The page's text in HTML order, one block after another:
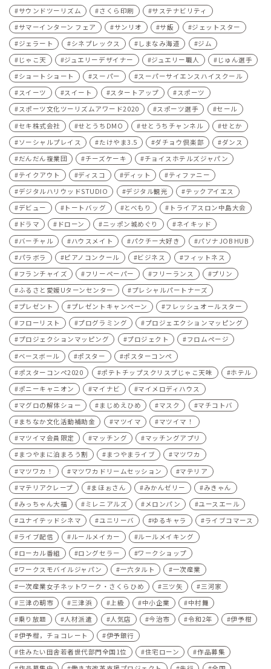
サウンドツーリズム さくら印刷
サステナビリティ
サマーインターン フェア
サンリオ サ飯
ジェットスター
ジェラート
シネプレックス しまなみ海道
ジム
じゃこ天
ジュエリーデザイナー ジュエリー職人
じゅん選手
ショートショート
スーパー
スーパーサイエンスハイスクール
スイーツ
スイート スタートアップ
スポーツ
スポーツ文化ツーリズムアワード2020
スポーツ選手
セール
セキ株式会社
せとうちDMO せとうちチャンネル
せとか
ソーシャルプレイス
たけやま3.5 ダチョウ倶楽部
ダンス
だんだん複業団
チーズケーキ
チョイスホテルズジャパン
テイクアウト
ディスコ ディット
ティファニー
デジタルハリウッドSTUDIO
デジタル観光
テックアイエス
デビュー
トートバッグ とべもり
トライアスロン中島大会
ドラマ
ドローン ニッポン城めぐり
ネイキッド
バーチャル
ハウスメイト パクチー大好き
パソナJOB HUB
パラボラ
ピアノコンクール ビジネス
フィットネス
フランチャイズ
フリーペーパー フリーランス
プリン
ふるさと愛媛Uターンセンター
プレシャルパートナーズ
プレゼント
プレゼントキャンペーン
フレッシュオールスター
フローリスト
プログラミング
プロジェエクションマッピング
プロジェクションマッピング
プロジェクト
フロムページ
ベースボール
ポスター
ポスターコンペ
ポスターコンペ2020
ポテトチップスクリスプじゃこ天味
ホテル
ポニーキャニオン
マイナビ
マイメロディハウス
マグロの解体ショー
まじめえひめ マスク
マチコトバ
まちなか文化活動補助金
マツイマ
マツイマ！
マツイマ会員限定
マッチング
マッチングアプリ
まつやまに泊まろう割
まつやまライブ
マツワカ
マツワカ！
マツワカドリームセッション
マテリア
マテリアクレープ
まほぉさん みかんゼリー
みきゃん
みっちゃん大福
ミレニアルズ メロンパン
ユースエール
ユナイテッドシネマ
ユニリーバ ゆるキャラ
ライブコマース
ライブ配信
ルールメイカー
ルールメイキング
ローカル番組
ロングセラー
ワークショップ
ワークスモバイルジャパン
一六タルト
一次産業
一次産業女子ネットワーク・さくらひめ
三ツ矢
三河家
三津の朝市
三津浜 上級 中小企業
中村舞
乗り放題
人材派遣 人気店 今治市 令和2年
伊予柑
伊予柑，チョコレート
伊予銀行
住みたい田舎若者世代部門全国1位
住宅ローン
作品募集